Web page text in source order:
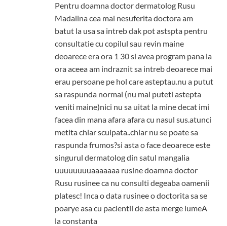
Pentru doamna doctor dermatolog Rusu
Madalina cea mai nesuferita doctora am
batut la usa sa intreb dak pot astspta pentru
consultatie cu copilul sau revin maine
deoarece era ora 1 30 si avea program pana la
ora aceea am indraznit sa intreb deoarece mai
erau persoane pe hol care asteptau.nu a putut
sa raspunda normal (nu mai puteti astepta
veniti maine)nici nu sa uitat la mine decat imi
facea din mana afara afara cu nasul sus.atunci
metita chiar scuipata..chiar nu se poate sa
raspunda frumos?si asta o face deoarece este
singurul dermatolog din satul mangalia
uuuuuuuuaaaaaaa rusine doamna doctor
Rusu rusinee ca nu consulti degeaba oamenii
platesc! Inca o data rusinee o doctorita sa se
poarye asa cu pacientii de asta merge lumeA
la constanta